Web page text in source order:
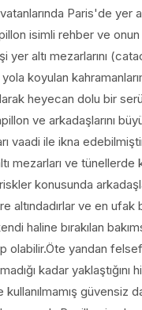
Paris'de yer
isimli rehber ve onun
yer altı mezarlarını
koyulan
heyecan dolu bir
ve arkadaşlarını
vaadi ile ikna
mezarları ve tünellerde
konusunda
altındadırlar ve en ufak
haline bırakılan
olabilir.Öte yandan
kadar yaklaştığını
güvensiz